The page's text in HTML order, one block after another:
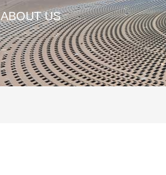
ABOUT US